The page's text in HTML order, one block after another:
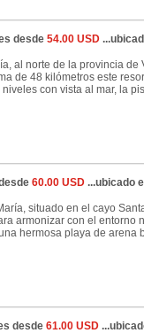
desde 54.00 USD
al norte de la provincia
de 48 kilómetros este
con vista al mar, la
60.00 USD...ubicado
situado en el cayo
armonizar con el entorno
hermosa playa de arena
desde 61.00 USD